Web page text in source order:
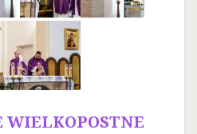
WIELKOPOSTNE